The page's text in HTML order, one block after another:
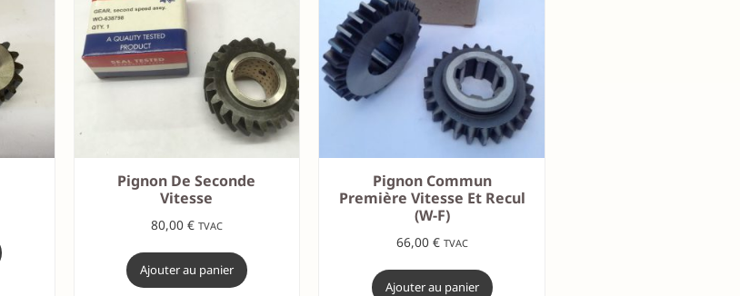
Pignon De Seconde
Vitesse
80,00 € TVAC
Ajouter au panier
Pignon Commun
Première Vitesse Et Recul
(W-F)
66,00 € TVAC
Ajouter au panier